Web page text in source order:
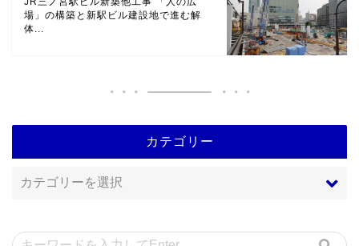
場」の構築と新駅ビル建設地で進む解
体...
カテゴリー